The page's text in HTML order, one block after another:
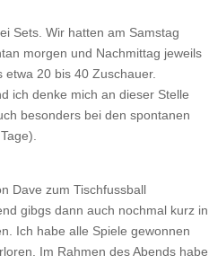
Sets. Wir hatten am Samstag
morgen und Nachmittag jeweils
20 bis 40 Zuschauer.
ich denke mich an dieser Stelle
besonders bei den spontanen
Dave zum Tischfussball
gibgs dann auch nochmal kurz in
Ich habe alle Spiele gewonnen
Im Rahmen des Abends habe